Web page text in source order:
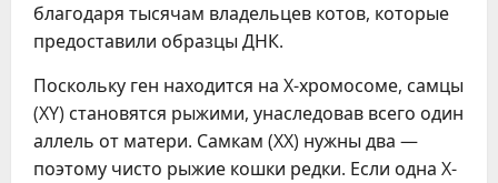
благодаря тысячам владельцев котов, которые
предоставили образцы ДНК.
Поскольку ген находится на X-хромосоме, самцы
(XY) становятся рыжими, унаследовав всего один
аллель от матери. Самкам (XX) нужны два —
поэтому чисто рыжие кошки редки. Если одна X-